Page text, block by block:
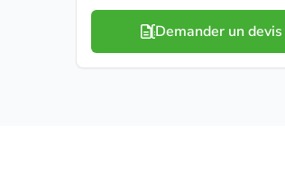
Demander un devis